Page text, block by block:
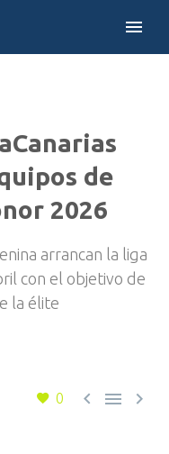
de
2026
arrancan la liga
con el objetivo de
la élite
0   